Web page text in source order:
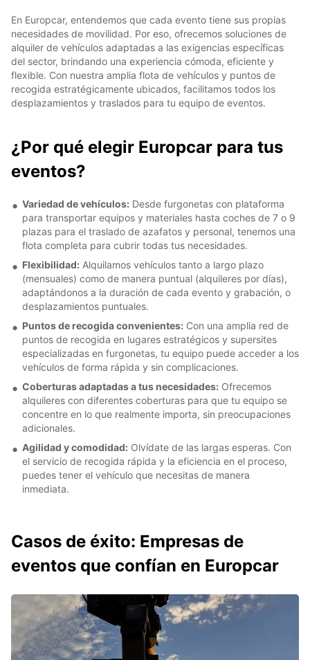
En Europcar, entendemos que cada evento tiene sus propias
necesidades de movilidad. Por eso, ofrecemos soluciones de
alquiler de vehículos adaptadas a las exigencias específicas
del sector, brindando una experiencia cómoda, eficiente y
flexible. Con nuestra amplia flota de vehículos y puntos de
recogida estratégicamente ubicados, facilitamos todos los
desplazamientos y traslados para tu equipo de eventos.
¿Por qué elegir Europcar para tus
eventos?
Variedad de vehículos: Desde furgonetas con plataforma
para transportar equipos y materiales hasta coches de 7 o 9
plazas para el traslado de azafatos y personal, tenemos una
flota completa para cubrir todas tus necesidades.
Flexibilidad: Alquilamos vehículos tanto a largo plazo
(mensuales) como de manera puntual (alquileres por días),
adaptándonos a la duración de cada evento y grabación, o
desplazamientos puntuales.
Puntos de recogida convenientes: Con una amplia red de
puntos de recogida en lugares estratégicos y supersites
especializadas en furgonetas, tu equipo puede acceder a los
vehículos de forma rápida y sin complicaciones.
Coberturas adaptadas a tus necesidades: Ofrecemos
alquileres con diferentes coberturas para que tu equipo se
concentre en lo que realmente importa, sin preocupaciones
adicionales.
Agilidad y comodidad: Olvídate de las largas esperas. Con
el servicio de recogida rápida y la eficiencia en el proceso,
puedes tener el vehículo que necesitas de manera
inmediata.
Casos de éxito: Empresas de
eventos que confían en Europcar